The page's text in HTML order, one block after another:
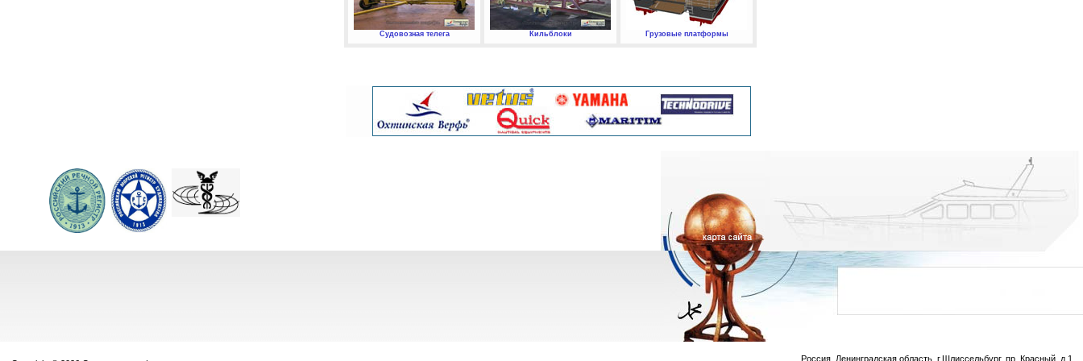
Судовозная телега Кильблоки Грузовые платформы
Россия, Ленинградская область, г.Шлиссельбург, пр. Красный, д.1